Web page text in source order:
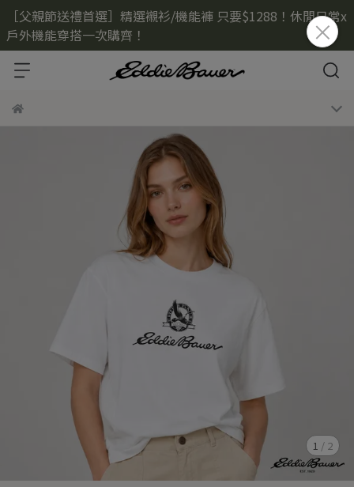
［父親節送禮首選］精選襯衫/機能褲 只要$1288！休閒日常x
戶外機能穿搭一次購齊！
1 / 2